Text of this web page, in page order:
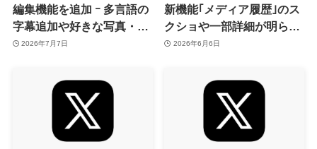
編集機能を追加 ｰ 多言語の
字幕追加や好きな写真・動
画・ポストを背景として利
2026年7月7日
新機能｢メディア履歴｣のス
クショや一部詳細が明らか
に2026年6月6日